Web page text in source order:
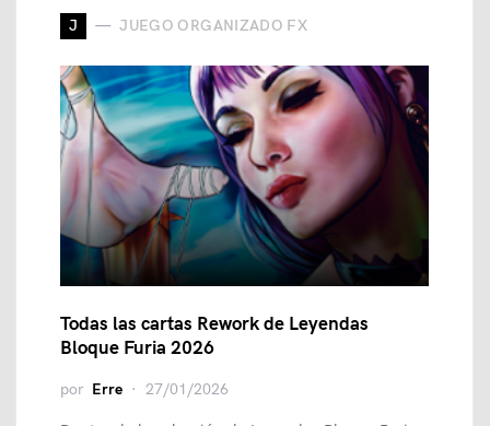
J JUEGO ORGANIZADO FX
Todas las cartas Rework de Leyendas
Bloque Furia 2026
por Erre 27/01/2026